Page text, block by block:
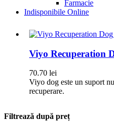
Farmacie
Indisponibile Online
Viyo Recuperation
70.70 lei
Viyo dog este un suport
recuperare.
Filtrează după preț